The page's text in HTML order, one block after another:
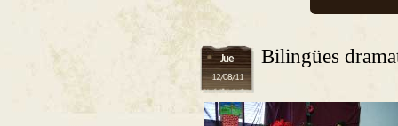
Jue
12/08/11
Bilingües